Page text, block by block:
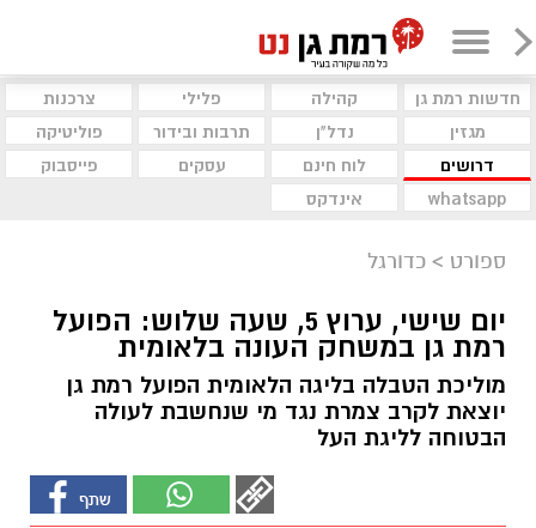
חדשות רמת גן קהילה פלילי
צרכנות
מגזין
נדל"ן תרבות ובידור
פוליטיקה
דרושים
לוח חינם עסקים
פייסבוק
whatsapp
אינדקס
ספורט > כדורגל
יום שישי, ערוץ 5, שעה שלוש: הפועל
רמת גן במשחק העונה בלאומית
מוליכת הטבלה בליגה הלאומית הפועל רמת גן
יוצאת לקרב צמרת נגד מי שנחשבת לעולה
הבטוחה לליגת העל